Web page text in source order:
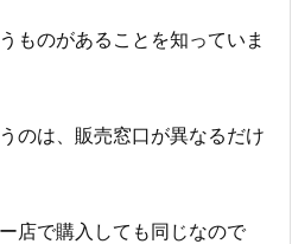
ものがあることを知っていま
のは、販売窓口が異なるだけ
店で購入しても同じなので